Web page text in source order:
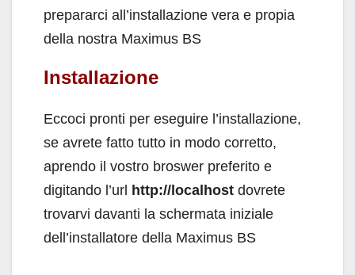
prepararci all’installazione vera e propia
della nostra Maximus BS
Installazione
Eccoci pronti per eseguire l’installazione,
se avrete fatto tutto in modo corretto,
aprendo il vostro broswer preferito e
digitando l’url http://localhost dovrete
trovarvi davanti la schermata iniziale
dell’installatore della Maximus BS